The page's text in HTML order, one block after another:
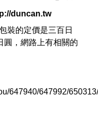
duncan.tw
裝的定價是三百日
圓，網路上有相關的
647940/647992/